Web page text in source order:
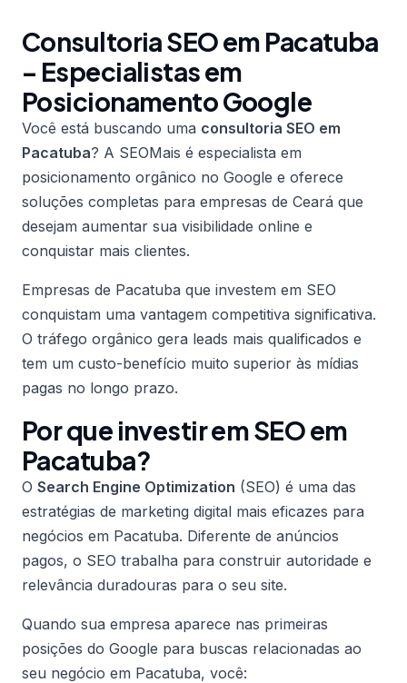
Consultoria SEO em Pacatuba
– Especialistas em
Posicionamento Google
Você está buscando uma consultoria SEO em
Pacatuba? A SEOMais é especialista em
posicionamento orgânico no Google e oferece
soluções completas para empresas de Ceará que
desejam aumentar sua visibilidade online e
conquistar mais clientes.
Empresas de Pacatuba que investem em SEO
conquistam uma vantagem competitiva significativa.
O tráfego orgânico gera leads mais qualificados e
tem um custo-benefício muito superior às mídias
pagas no longo prazo.
Por que investir em SEO em
Pacatuba?
O Search Engine Optimization (SEO) é uma das
estratégias de marketing digital mais eficazes para
negócios em Pacatuba. Diferente de anúncios
pagos, o SEO trabalha para construir autoridade e
relevância duradouras para o seu site.
Quando sua empresa aparece nas primeiras
posições do Google para buscas relacionadas ao
seu negócio em Pacatuba, você: